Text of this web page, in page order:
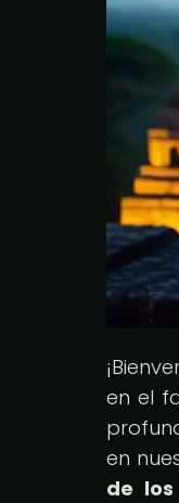
en el
en
de los